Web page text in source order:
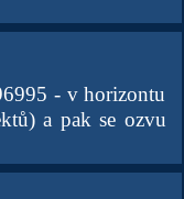
- v horizontu
a pak se ozvu